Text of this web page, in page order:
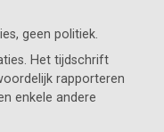
geen politiek.
Het tijdschrift
rapporteren
enkele andere